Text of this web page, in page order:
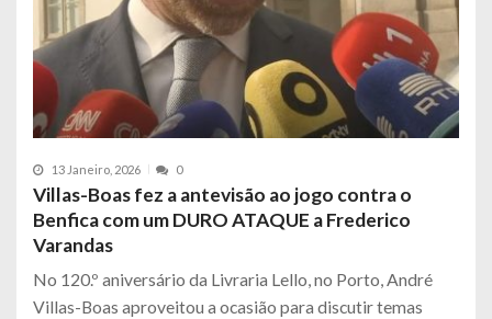
13 Janeiro, 2026 0
Villas-Boas fez a antevisão ao jogo contra o
Benfica com um DURO ATAQUE a Frederico
Varandas
No 120.º aniversário da Livraria Lello, no Porto, André
Villas-Boas aproveitou a ocasião para discutir temas